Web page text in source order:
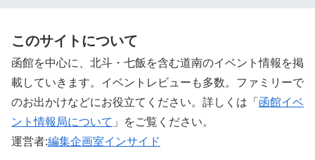
このサイトについて
函館を中心に、北斗・七飯を含む道南のイベント情報を掲
載していきます。イベントレビューも多数。ファミリーで
のお出かけなどにお役立てください。詳しくは「 函館イベ
ント情報局について 」をご覧ください。 ‎
運営者:編集企画室インサイド